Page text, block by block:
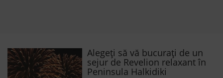
Alegeți să vă bucurați de un
sejur de Revelion relaxant în
Peninsula Halkidiki